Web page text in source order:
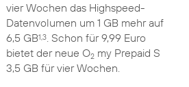
vier Wochen das Highspeed-
Datenvolumen um 1 GB mehr auf
6,5 GB1,3. Schon für 9,99 Euro
bietet der neue O2my Prepaid S
3,5 GB für vier Wochen.